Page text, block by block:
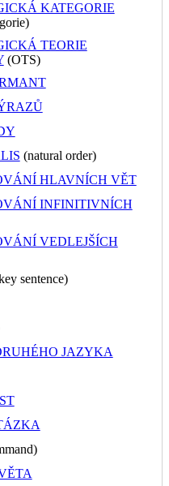
KATEGORIE
TEORIE
(OTS)
(natural order)
HLAVNÍCH VĚT
INFINITIVNÍCH
VEDLEJŠÍCH
sentence)
JAZYKA